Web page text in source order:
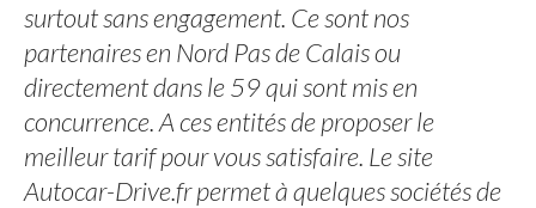
surtout sans engagement. Ce sont nos
partenaires en Nord Pas de Calais ou
directement dans le 59 qui sont mis en
concurrence. A ces entités de proposer le
meilleur tarif pour vous satisfaire. Le site
Autocar-Drive.fr permet à quelques sociétés de